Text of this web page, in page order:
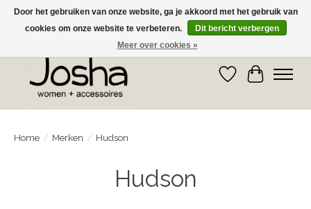
GRATIS OPHALEN IN DE WINKEL EN GRATIS VERZENDING VANAF € 75,00
Verlanglijst
Home / Merken / Hudson
Hudson
Door het gebruiken van onze website, ga je akkoord met het gebruik van
cookies om onze website te verbeteren.
Dit bericht verbergen
Meer over cookies »